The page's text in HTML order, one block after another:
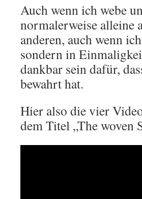
Auch wenn ich webe
normalerweise alleine
anderen, auch wenn
sondern in
dankbar sein dafür,
bewahrt hat.
Hier also die vier
dem Titel „The woven